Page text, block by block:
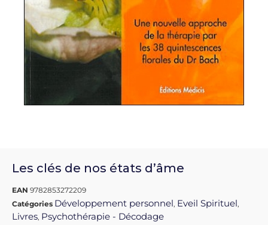
Les clés de nos états d’âme
EAN 9782853272209
Catégories Développement personnel, Eveil Spirituel,
Livres, Psychothérapie - Décodage